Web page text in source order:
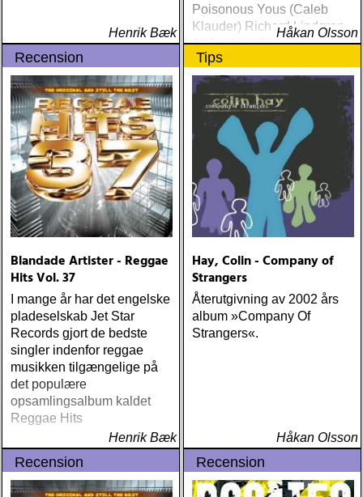
Henrik Bæk
Poisonous Yous (Caleb
Klauder) Richard Lindgren
A Man You Can Hate
(Rootsy
Håkan Olsson
Recension
Blandade Artister - Reggae
Hits Vol. 37
I mange år har det engelske
pladeselskab Jet Star
Records gjort de bedste
singler indenfor reggae
musikken tilgængelige på
det populære
opsamlingsalbum kaldet
Reggae Hits
Henrik Bæk
Tips
Hay, Colin - Company of
Strangers
Återutgivning av 2002 års
album »Company Of
Strangers«.
Håkan Olsson
Recension Recension